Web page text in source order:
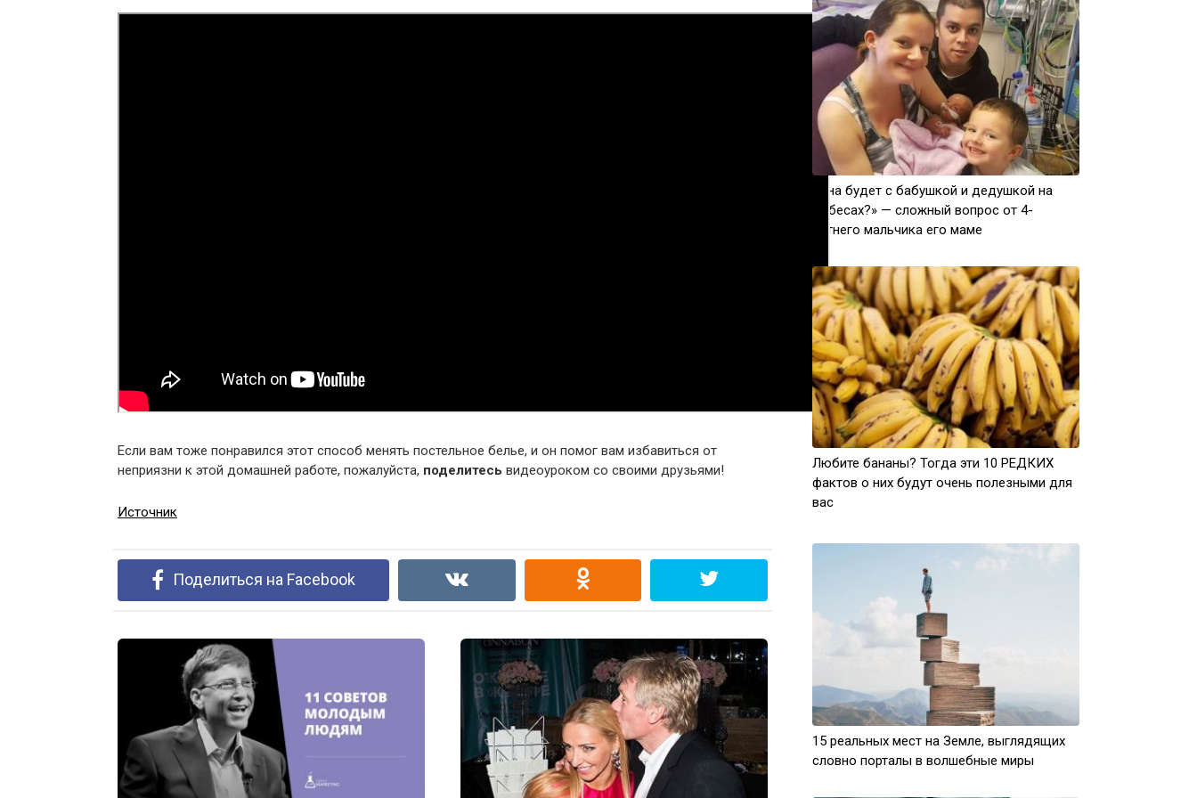
Если вам тоже понравился этот способ менять постельное белье, и он помог вам избавиться от
неприязни к этой домашней работе, пожалуйста, поделитесь видеоуроком со своими друзьями!
Источник
Поделиться на Facebook
«Она будет с бабушкой и дедушкой на
Небесах?» — сложный вопрос от 4-
летнего мальчика его маме
Любите бананы? Тогда эти 10 РЕДКИХ
фактов о них будут очень полезными для
вас
15 реальных мест на Земле, выглядящих
словно порталы в волшебные миры